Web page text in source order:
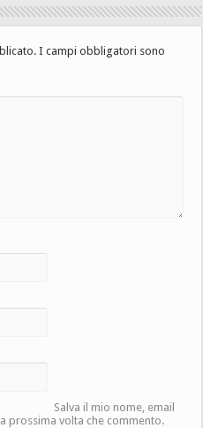
I campi obbligatori sono
Salva il mio nome, email
prossima volta che commento.